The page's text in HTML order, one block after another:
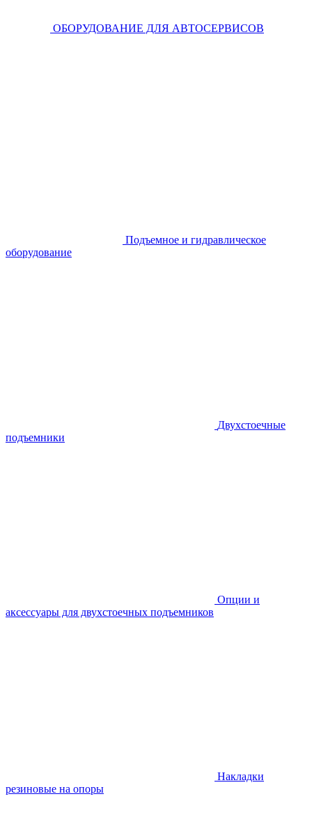
ОБОРУДОВАНИЕ ДЛЯ АВТОСЕРВИСОВ
Подъемное и гидравлическое
оборудование
Двухстоечные
подъемники
Опции и
аксессуары для двухстоечных подъемников
Накладки
резиновые на опоры